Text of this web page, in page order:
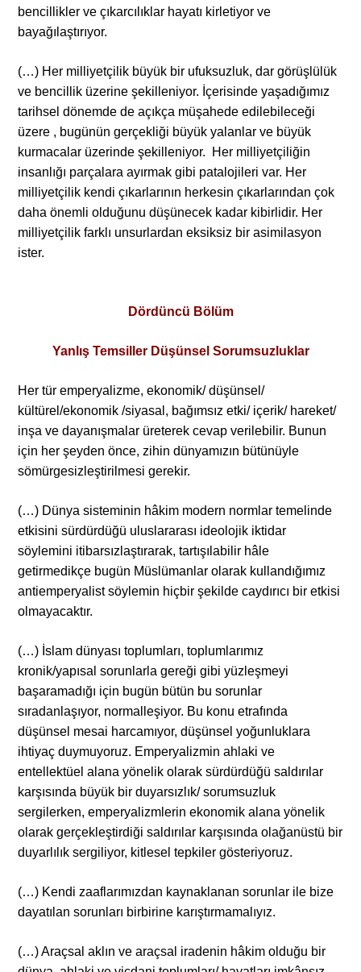
bencillikler ve çıkarcılıklar hayatı kirletiyor ve
bayağılaştırıyor.
(…) Her milliyetçilik büyük bir ufuksuzluk, dar görüşlülük
ve bencillik üzerine şekilleniyor. İçerisinde yaşadığımız
tarihsel dönemde de açıkça müşahede edilebileceği
üzere , bugünün gerçekliği büyük yalanlar ve büyük
kurmacalar üzerinde şekilleniyor. Her milliyetçiliğin
insanlığı parçalara ayırmak gibi patalojileri var. Her
milliyetçilik kendi çıkarlarının herkesin çıkarlarından çok
daha önemli olduğunu düşünecek kadar kibirlidir. Her
milliyetçilik farklı unsurlardan eksiksiz bir asimilasyon
ister.
Dördüncü Bölüm
Yanlış Temsiller Düşünsel Sorumsuzluklar
Her tür emperyalizme, ekonomik/ düşünsel/
kültürel/ekonomik /siyasal, bağımsız etki/ içerik/ hareket/
inşa ve dayanışmalar üreterek cevap verilebilir. Bunun
için her şeyden önce, zihin dünyamızın bütünüyle
sömürgesizleştirilmesi gerekir.
(…) Dünya sisteminin hâkim modern normlar temelinde
etkisini sürdürdüğü uluslararası ideolojik iktidar
söylemini itibarsızlaştırarak, tartışılabilir hâle
getirmedikçe bugün Müslümanlar olarak kullandığımız
antiemperyalist söylemin hiçbir şekilde caydırıcı bir etkisi
olmayacaktır.
(…) İslam dünyası toplumları, toplumlarımız
kronik/yapısal sorunlarla gereği gibi yüzleşmeyi
başaramadığı için bugün bütün bu sorunlar
sıradanlaşıyor, normalleşiyor. Bu konu etrafında
düşünsel mesai harcamıyor, düşünsel yoğunluklara
ihtiyaç duymuyoruz. Emperyalizmin ahlaki ve
entellektüel alana yönelik olarak sürdürdüğü saldırılar
karşısında büyük bir duyarsızlık/ sorumsuzluk
sergilerken, emperyalizmlerin ekonomik alana yönelik
olarak gerçekleştirdiği saldırılar karşısında olağanüstü bir
duyarlılık sergiliyor, kitlesel tepkiler gösteriyoruz.
(…) Kendi zaaflarımızdan kaynaklanan sorunlar ile bize
dayatılan sorunları birbirine karıştırmamalıyız.
(…) Araçsal aklın ve araçsal iradenin hâkim olduğu bir